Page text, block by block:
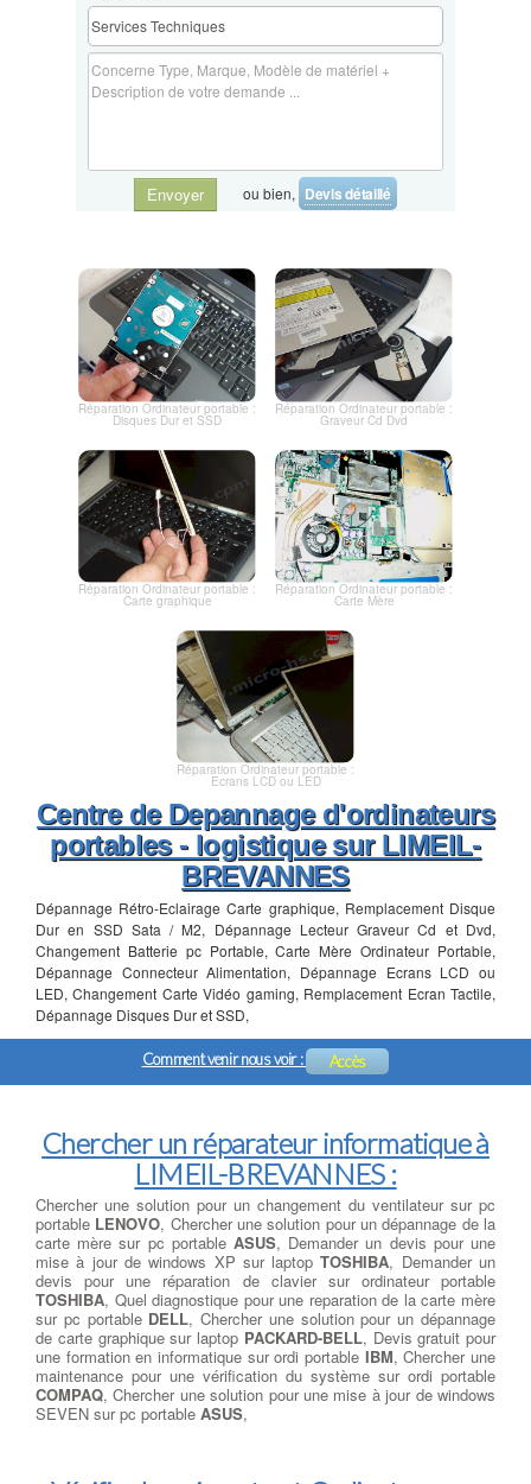
Envoyer ou bien, Devis détaillé
Réparation Ordinateur portable :
Disques Dur et SSD
Réparation Ordinateur portable :
Graveur Cd Dvd
Réparation Ordinateur portable :
Carte graphique
Réparation Ordinateur portable :
Carte Mère
Réparation Ordinateur portable :
Ecrans LCD ou LED
Centre de Depannage d'ordinateurs
portables - logistique sur LIMEIL-
BREVANNES
Dépannage Rétro-Eclairage Carte graphique, Remplacement Disque
Dur en SSD Sata / M2, Dépannage Lecteur Graveur Cd et Dvd,
Changement Batterie pc Portable, Carte Mère Ordinateur Portable,
Dépannage Connecteur Alimentation, Dépannage Ecrans LCD ou
LED, Changement Carte Vidéo gaming, Remplacement Ecran Tactile,
Dépannage Disques Dur et SSD,
Comment venir nous voir : Accès
Chercher un réparateur informatique à
LIMEIL-BREVANNES :
Chercher une solution pour un changement du ventilateur sur pc
portable LENOVO, Chercher une solution pour un dépannage de la
carte mère sur pc portable ASUS, Demander un devis pour une
mise à jour de windows XP sur laptopTOSHIBA, Demander un
devis pour une réparation de clavier sur ordinateur portable
TOSHIBA, Quel diagnostique pour une reparation de la carte mère
sur pc portable DELL, Chercher une solution pour un dépannage
de carte graphique sur laptop PACKARD-BELL, Devis gratuit pour
une formation en informatique sur ordi portable IBM, Chercher une
maintenance pour une vérification du système sur ordi portable
COMPAQ, Chercher une solution pour une mise à jour de windows
SEVEN sur pc portable ASUS,